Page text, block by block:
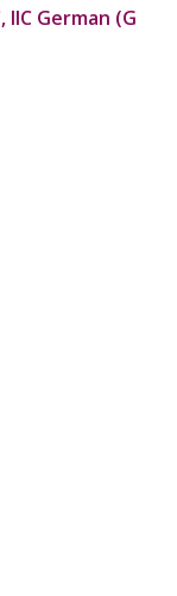
IIC German (G